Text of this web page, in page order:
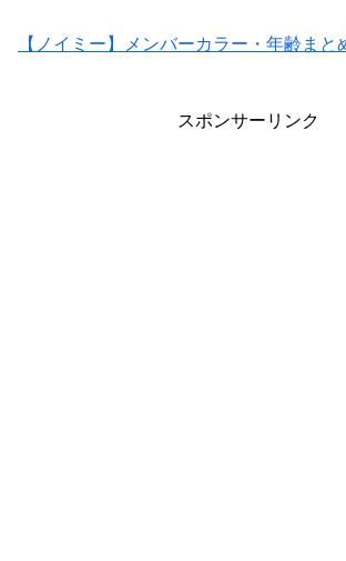
【ノイミー】メンバーカラー・年齢まと
スポンサーリンク